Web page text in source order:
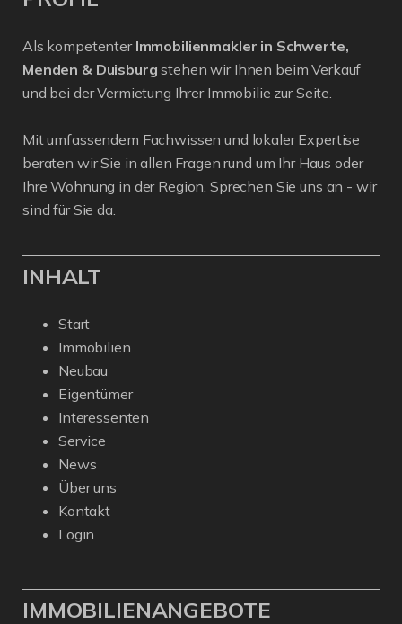
Als kompetenter Immobilienmakler in Schwerte,
Menden & Duisburg stehen wir Ihnen beim Verkauf
und bei der Vermietung Ihrer Immobilie zur Seite.
Mit umfassendem Fachwissen und lokaler Expertise
beraten wir Sie in allen Fragen rund um Ihr Haus oder
Ihre Wohnung in der Region. Sprechen Sie uns an - wir
sind für Sie da.
INHALT
Start
Immobilien
Neubau
Eigentümer
Interessenten
Service
News
Über uns
Kontakt
Login
IMMOBILIENANGEBOTE